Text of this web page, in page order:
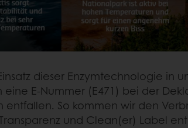
dieser Enzymtechnologie in
eine E-Nummer (E471) bei der
entfallen. So kommen wir den
und Clean(er) Label